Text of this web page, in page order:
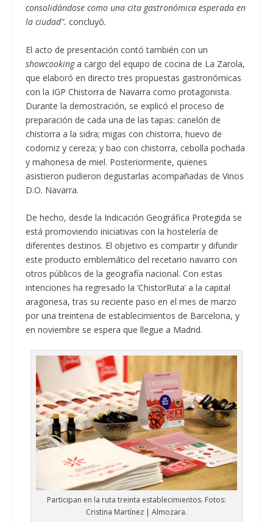
consolidándose como una cita gastronómica esperada en
la ciudad”.concluyó.
El acto de presentación contó también con un
showcookinga cargo del equipo de cocina de La Zarola,
que elaboró en directo tres propuestas gastronómicas
con la IGP Chistorra de Navarra como protagonista.
Durante la demostración, se explicó el proceso de
preparación de cada una de las tapas: canelón de
chistorra a la sidra; migas con chistorra, huevo de
codorniz y cereza; y bao con chistorra, cebolla pochada
y mahonesa de miel. Posteriormente, quienes
asistieron pudieron degustarlas acompañadas de Vinos
D.O. Navarra.
De hecho, desde la Indicación Geográfica Protegida se
está promoviendo iniciativas con la hostelería de
diferentes destinos. El objetivo es compartir y difundir
este producto emblemático del recetario navarro con
otros públicos de la geografía nacional. Con estas
intenciones ha regresado la ‘ChistorRuta’ a la capital
aragonesa, tras su reciente paso en el mes de marzo
por una treintena de establecimientos de Barcelona, y
en noviembre se espera que llegue a Madrid.
Participan en la ruta treinta establecimientos. Fotos:
Cristina Martínez | Almozara.